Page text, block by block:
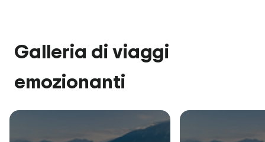
Galleria di viaggi
emozionanti